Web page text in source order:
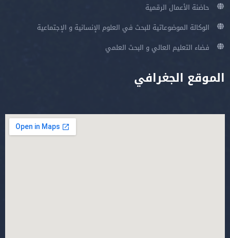
حاضنة الأعمال الرقمية
الوكالة الموضوعاتية للبحث في العلوم الإنسانية و الإجتماعية
فضاء التعليم العالي و البحث العلمي
الموقع الجغرافي